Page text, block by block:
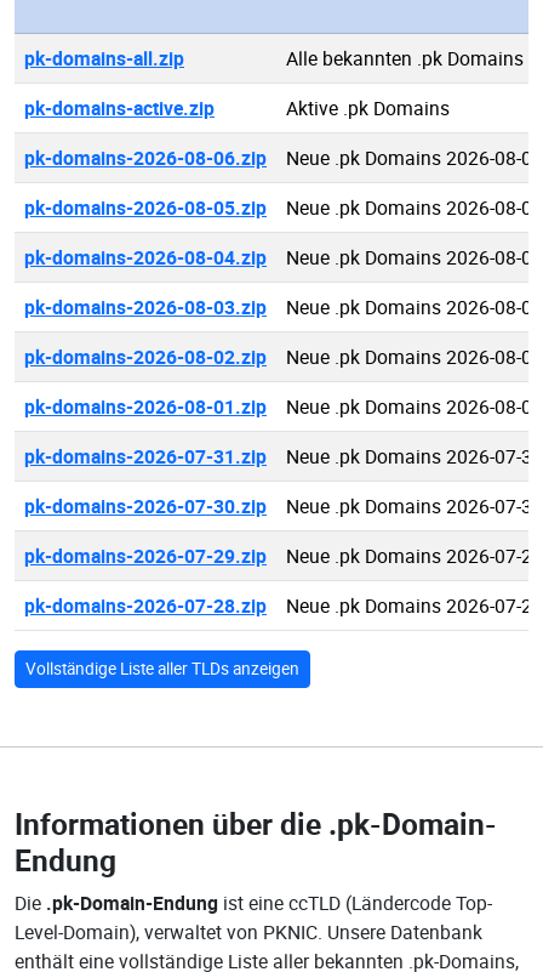
pk-domains-all.zip
Alle bekannten .pk Domains
pk-domains-active.zip
Aktive .pk Domains
pk-domains-2026-08-06.zip
Neue .pk Domains 2026-08-06
pk-domains-2026-08-05.zip
Neue .pk Domains 2026-08-05
pk-domains-2026-08-04.zip
Neue .pk Domains 2026-08-04
pk-domains-2026-08-03.zip
Neue .pk Domains 2026-08-03
pk-domains-2026-08-02.zip
Neue .pk Domains 2026-08-02
pk-domains-2026-08-01.zip
Neue .pk Domains 2026-08-01
pk-domains-2026-07-31.zip
Neue .pk Domains 2026-07-31
pk-domains-2026-07-30.zip
Neue .pk Domains 2026-07-30
pk-domains-2026-07-29.zip
Neue .pk Domains 2026-07-29
pk-domains-2026-07-28.zip
Neue .pk Domains 2026-07-28
Vollständige Liste aller TLDs anzeigen
Informationen über die .pk-Domain-
Endung
Die .pk-Domain-Endung ist eine ccTLD (Ländercode Top-
Level-Domain), verwaltet von PKNIC. Unsere Datenbank
enthält eine vollständige Liste aller bekannten .pk-Domains,